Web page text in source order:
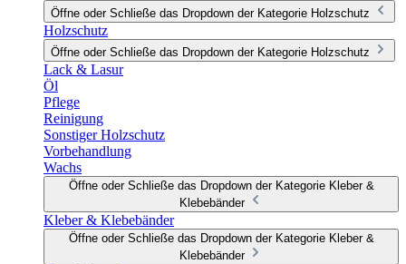
Öffne oder Schließe das Dropdown der Kategorie Holzschutz
Holzschutz
Öffne oder Schließe das Dropdown der Kategorie Holzschutz
Lack & Lasur
Öl
Pflege
Reinigung
Sonstiger Holzschutz
Vorbehandlung
Wachs
Öffne oder Schließe das Dropdown der Kategorie Kleber &
Klebebänder
Kleber & Klebebänder
Öffne oder Schließe das Dropdown der Kategorie Kleber &
Klebebänder